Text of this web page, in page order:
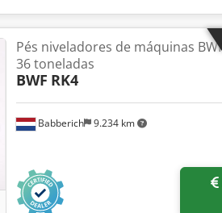
Babberich 9.234 km
Pés niveladores de máquinas
36 toneladas
BWF RK4